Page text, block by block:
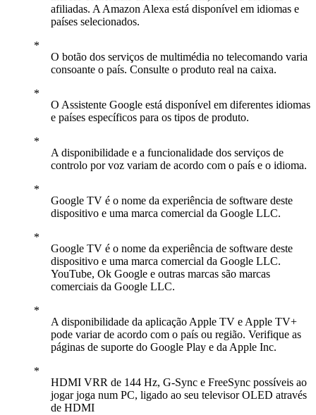
afiliadas. A Amazon Alexa está disponível em idiomas e
países selecionados.
O botão dos serviços de multimédia no telecomando varia
consoante o país. Consulte o produto real na caixa.
O Assistente Google está disponível em diferentes idiomas
e países específicos para os tipos de produto.
A disponibilidade e a funcionalidade dos serviços de
controlo por voz variam de acordo com o país e o idioma.
Google TV é o nome da experiência de software deste
dispositivo e uma marca comercial da Google LLC.
Google TV é o nome da experiência de software deste
dispositivo e uma marca comercial da Google LLC.
YouTube, Ok Google e outras marcas são marcas
comerciais da Google LLC.
A disponibilidade da aplicação Apple TV e Apple TV+
pode variar de acordo com o país ou região. Verifique as
páginas de suporte do Google Play e da Apple Inc.
HDMI VRR de 144 Hz, G-Sync e FreeSync possíveis ao
jogar joga num PC, ligado ao seu televisor OLED através
de HDMI